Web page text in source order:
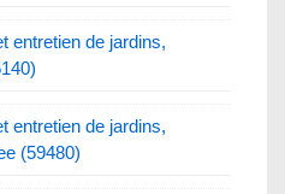
entretien de jardins,
entretien de jardins,
(59480)